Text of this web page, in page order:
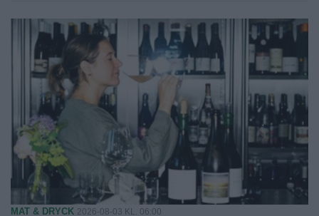
MAT & DRYCK 2026-08-03 KL. 06:00